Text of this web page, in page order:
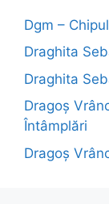
Dgm –
Draghita
Draghita
Dragoş
Întâmplări
Dragoş